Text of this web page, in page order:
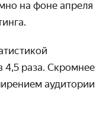
на фоне апреля
4,5 раза. Скромнее
аудитории